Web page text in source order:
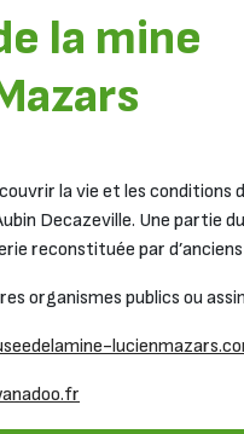
la mine
la vie et les conditions
Decazeville. Une partie
reconstituée par
organismes publics ou